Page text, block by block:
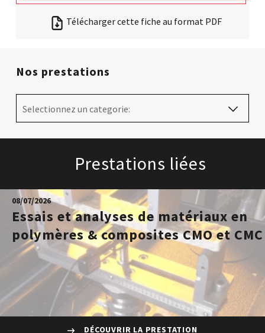
Télécharger cette fiche au format PDF
Nos prestations
Selectionnez un categorie:
Prestations liées
08/07/2026
Essais et analyses de matériaux en
polymères & composites CMO et CMC
DÉCOUVRIR LA PRESTATION